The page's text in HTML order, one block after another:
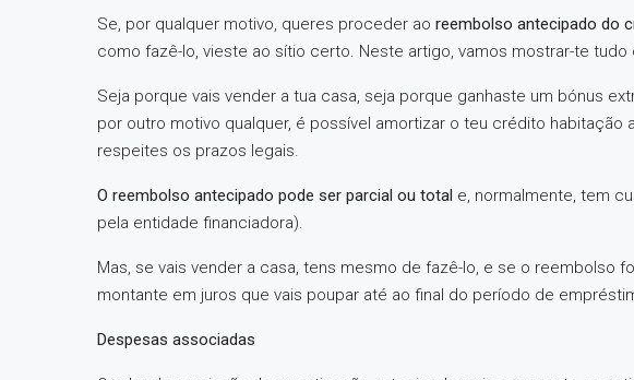
Se, por qualquer motivo, queres proceder ao reembolso antecipado do
como fazê-lo, vieste ao sítio certo. Neste artigo, vamos mostrar-te
Seja porque vais vender a tua casa, seja porque ganhaste um bónus
por outro motivo qualquer, é possível amortizar o teu crédito habitação
respeites os prazos legais.
O reembolso antecipado pode ser parcial ou total e, normalmente, tem
pela entidade financiadora).
Mas, se vais vender a casa, tens mesmo de fazê-lo, e se o reembolso
montante em juros que vais poupar até ao final do período de
Despesas associadas